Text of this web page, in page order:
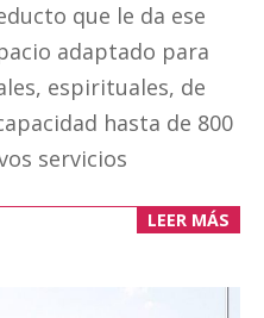
que le da ese
adaptado para
espirituales, de
hasta de 800
servicios
LEER MÁS